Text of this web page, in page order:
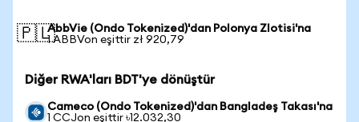
🇵🇱AbbVie (Ondo Tokenized)'dan Polonya Zlotisi'na
1 ABBVon eşittir zł 920,79
Diğer RWA'ları BDT'ye dönüştür
Cameco (Ondo Tokenized)'dan Bangladeş Takası'na
1 CCJon eşittir ৳12.032,30